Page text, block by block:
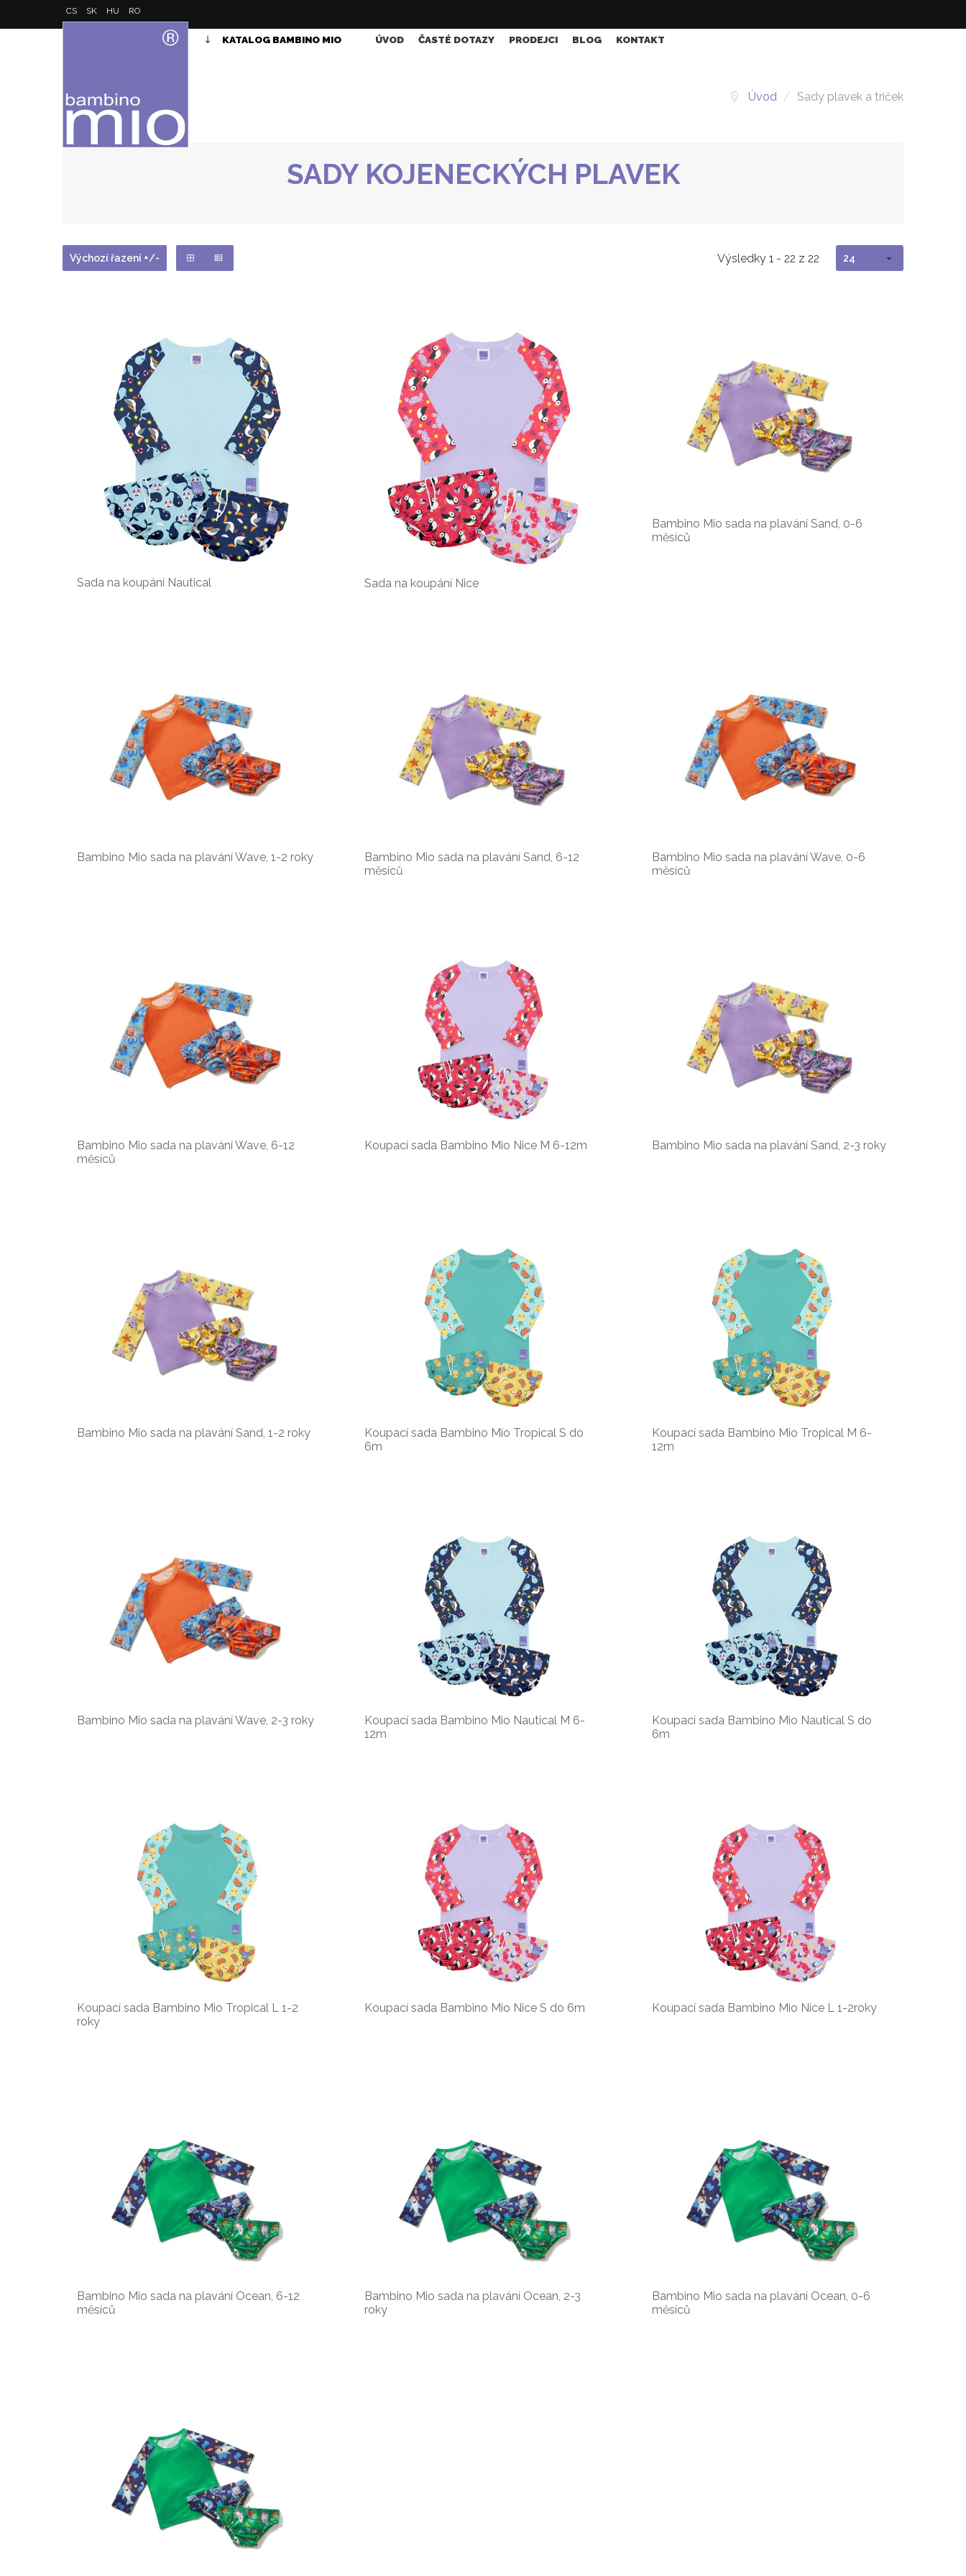
CS SK HU RO
KATALOG BAMBINO MIO ÚVOD ČASTÉ DOTAZY PRODEJCI BLOG KONTAKT
Úvod / Sady plavek a triček
SADY KOJENECKÝCH PLAVEK
Výchozí řazení +/- Výsledky 1 - 22 z 22 24
Sada na koupání Nautical Sada na koupání Nice
Bambino Mio sada na plavání Sand, 0-6
měsíců
Bambino Mio sada na plavání Wave, 1-2 roky
Bambino Mio sada na plavání Sand, 6-12
měsíců
Bambino Mio sada na plavání Wave, 0-6
měsíců
Bambino Mio sada na plavání Wave, 6-12
měsíců
Koupací sada Bambino Mio Nice M 6-12m Bambino Mio sada na plavání Sand, 2-3 roky
Bambino Mio sada na plavání Sand, 1-2 roky
Koupací sada Bambino Mio Tropical S do
6m
Koupací sada Bambino Mio Tropical M 6-
12m
Bambino Mio sada na plavání Wave, 2-3 roky
Koupací sada Bambino Mio Nautical M 6-
12m
Koupací sada Bambino Mio Nautical S do
6m
Koupací sada Bambino Mio Tropical L 1-2
roky
Koupací sada Bambino Mio Nice S do 6m Koupací sada Bambino Mio Nice L 1-2roky
Bambino Mio sada na plavání Ocean, 6-12
měsíců
Bambino Mio sada na plavání Ocean, 2-3
roky
Bambino Mio sada na plavání Ocean, 0-6
měsíců